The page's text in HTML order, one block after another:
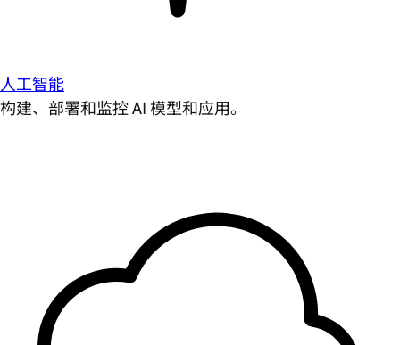
人工智能
构建、部署和监控 AI 模型和应用。